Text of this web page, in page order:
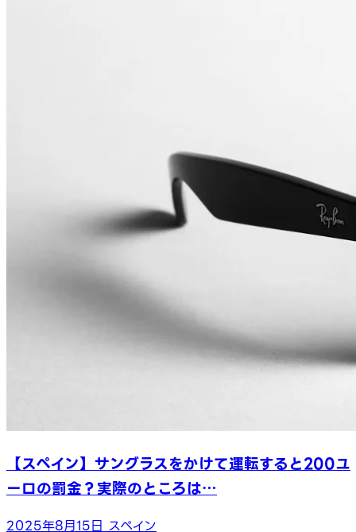
【スペイン】サングラスをかけて運転すると200ユ
ーロの罰金？実際のところは…
2025年8月15日 スペイン